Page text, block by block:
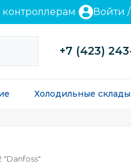
Войти
+7 (423)
Холодильные склады
"Danfoss"